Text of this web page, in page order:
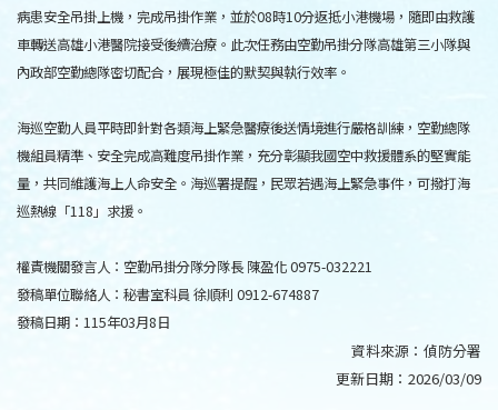
病患安全吊掛上機，完成吊掛作業，並於08時10分返抵小港機場，隨即由救護
車轉送高雄小港醫院接受後續治療。此次任務由空勤吊掛分隊高雄第三小隊與
內政部空勤總隊密切配合，展現極佳的默契與執行效率。
海巡空勤人員平時即針對各類海上緊急醫療後送情境進行嚴格訓練，空勤總隊
機組員精準、安全完成高難度吊掛作業，充分彰顯我國空中救援體系的堅實能
量，共同維護海上人命安全。海巡署提醒，民眾若遇海上緊急事件，可撥打海
巡熱線「118」求援。
權責機關發言人：空勤吊掛分隊分隊長 陳盈化 0975-032221
發稿單位聯絡人：秘書室科員 徐順利 0912-674887
發稿日期：115年03月8日
資料來源： 偵防分署
更新日期： 2026/03/09